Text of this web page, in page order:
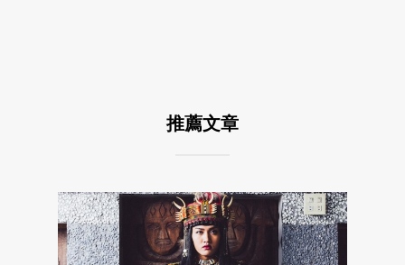
推薦文章